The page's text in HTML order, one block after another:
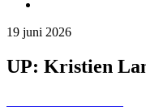
19 juni 2026
UP: Kristien